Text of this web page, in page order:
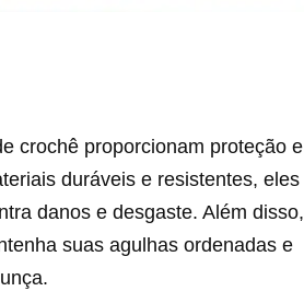
crochê proporcionam proteção e
duráveis e resistentes, eles
danos e desgaste. Além disso,
suas agulhas ordenadas e